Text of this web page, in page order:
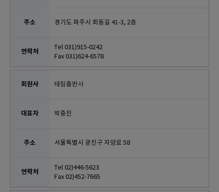
경기도 파주시 회동길 41-3, 2층
Tel 031)915-0242
Fax 031)624-6578
태림출판사
박중진
서울특별시 광진구 자양로 58
Tel 02)446-5623
Fax 02)452-7665